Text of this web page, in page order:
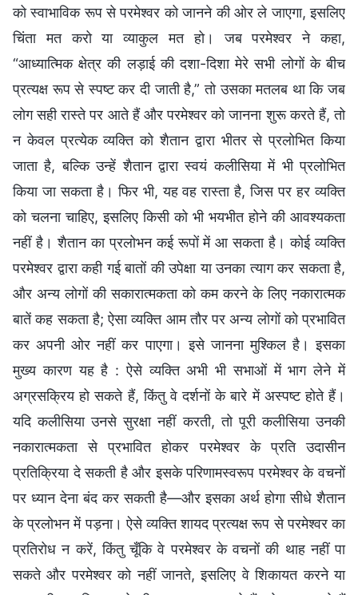
को स्वाभाविक रूप से परमेश्वर को जानने की ओर ले जाएगा, इसलिए
चिंता मत करो या व्याकुल मत हो। जब परमेश्वर ने कहा,
“आध्यात्मिक क्षेत्र की लड़ाई की दशा-दिशा मेरे सभी लोगों के बीच
प्रत्यक्ष रूप से स्पष्ट कर दी जाती है,” तो उसका मतलब था कि जब
लोग सही रास्ते पर आते हैं और परमेश्वर को जानना शुरू करते हैं, तो
न केवल प्रत्येक व्यक्ति को शैतान द्वारा भीतर से प्रलोभित किया
जाता है, बल्कि उन्हें शैतान द्वारा स्वयं कलीसिया में भी प्रलोभित
किया जा सकता है। फिर भी, यह वह रास्ता है, जिस पर हर व्यक्ति
को चलना चाहिए, इसलिए किसी को भी भयभीत होने की आवश्यकता
नहीं है। शैतान का प्रलोभन कई रूपों में आ सकता है। कोई व्यक्ति
परमेश्वर द्वारा कही गई बातों की उपेक्षा या उनका त्याग कर सकता है,
और अन्य लोगों की सकारात्मकता को कम करने के लिए नकारात्मक
बातें कह सकता है; ऐसा व्यक्ति आम तौर पर अन्य लोगों को प्रभावित
कर अपनी ओर नहीं कर पाएगा। इसे जानना मुश्किल है। इसका
मुख्य कारण यह है : ऐसे व्यक्ति अभी भी सभाओं में भाग लेने में
अग्रसक्रिय हो सकते हैं, किंतु वे दर्शनों के बारे में अस्पष्ट होते हैं।
यदि कलीसिया उनसे सुरक्षा नहीं करती, तो पूरी कलीसिया उनकी
नकारात्मकता से प्रभावित होकर परमेश्वर के प्रति उदासीन
प्रतिक्रिया दे सकती है और इसके परिणामस्वरूप परमेश्वर के वचनों
पर ध्यान देना बंद कर सकती है—और इसका अर्थ होगा सीधे शैतान
के प्रलोभन में पड़ना। ऐसे व्यक्ति शायद प्रत्यक्ष रूप से परमेश्वर का
प्रतिरोध न करें, किंतु चूँकि वे परमेश्वर के वचनों की थाह नहीं पा
सकते और परमेश्वर को नहीं जानते, इसलिए वे शिकायत करने या